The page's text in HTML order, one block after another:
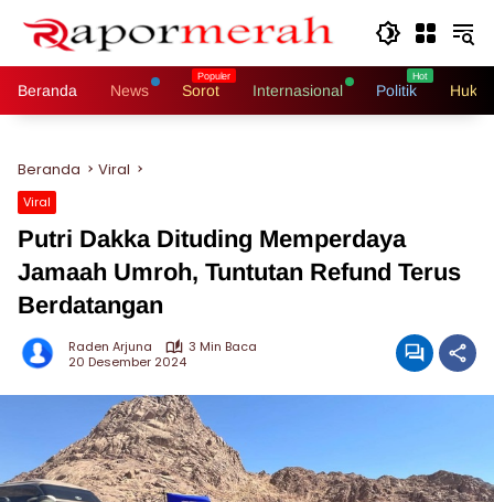
Beranda News Sorot Internasional Politik
Beranda Viral
Viral
Putri Dakka Dituding Memperdaya
Jamaah Umroh, Tuntutan Refund Terus
Berdatangan
Raden Arjuna
3 Min Baca
20 Desember 2024